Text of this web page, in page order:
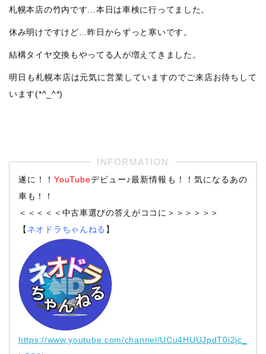
札幌本店の竹内です…本日は車検に行ってました。
休み明けですけど…昨日からずっと寒いです。
結構タイヤ交換もやってる人が増えてきました。
明日も札幌本店は元気に営業していますのでご来店お待ちして
います(*^_^*)
遂に！！YouTubeデビュー♪最新情報も！！気になるあの
車も！！
＜＜＜＜＜中古車選びの答えがココに＞＞＞＞＞＞
【 ネオドラちゃんねる 】
https://www.youtube.com/channel/UCu4HUUJpdT0i2jc_